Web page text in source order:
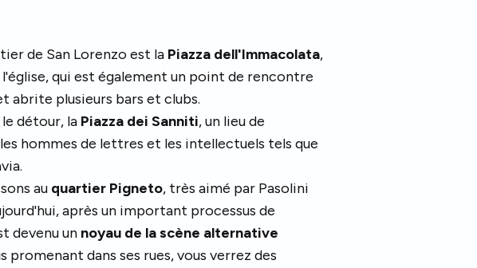
de San Lorenzo est la Piazza dell'Immacolata,
qui est également un point de rencontre
abrite plusieurs bars et clubs.
détour, la Piazza dei Sanniti, un lieu de
hommes de lettres et les intellectuels tels que
au quartier Pigneto, très aimé par Pasolini
après un important processus de
devenu un noyau de la scène alternative
promenant dans ses rues, vous verrez des